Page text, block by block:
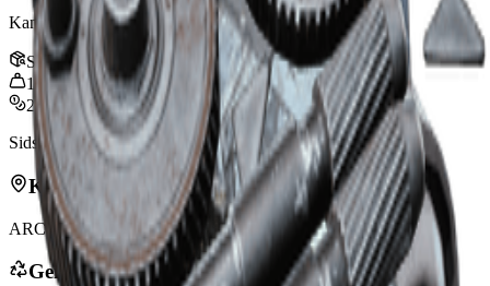
Kan genbruges til håndværksmaterialer.
Stak: 3
1
kg
2,000
Sidst opdateret:Oct 30, 2025
Kan findes i
ARC
Genbruges til